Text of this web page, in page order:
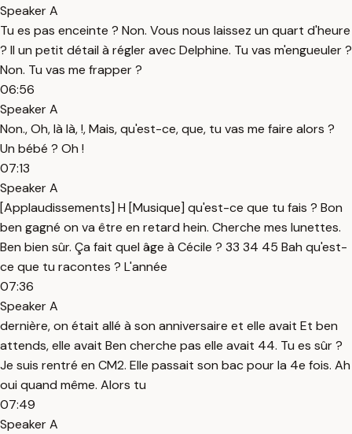
Speaker A
Tu es pas enceinte ? Non. Vous nous laissez un quart d'heure
? Il un petit détail à régler avec Delphine. Tu vas m'engueuler ?
Non. Tu vas me frapper ?
06:56
Speaker A
Non., Oh, là là, !, Mais, qu'est-ce, que, tu vas me faire alors ?
Un bébé ? Oh !
07:13
Speaker A
[Applaudissements] H [Musique] qu'est-ce que tu fais ? Bon
ben gagné on va être en retard hein. Cherche mes lunettes.
Ben bien sûr. Ça fait quel âge à Cécile ? 33 34 45 Bah qu'est-
ce que tu racontes ? L'année
07:36
Speaker A
dernière, on était allé à son anniversaire et elle avait Et ben
attends, elle avait Ben cherche pas elle avait 44. Tu es sûr ?
Je suis rentré en CM2. Elle passait son bac pour la 4e fois. Ah
oui quand même. Alors tu
07:49
Speaker A